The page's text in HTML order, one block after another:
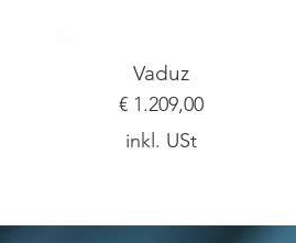
Vaduz
Preis
€ 1.209,00
inkl. USt